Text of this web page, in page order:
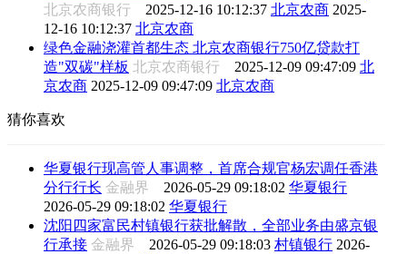
北京农商银行 2025-12-16 10:12:37 北京农商 2025-
12-16 10:12:37 北京农商
绿色金融浇灌首都生态 北京农商银行750亿贷款打
造"双碳"样板 北京农商银行 2025-12-09 09:47:09 北
京农商 2025-12-09 09:47:09 北京农商
猜你喜欢
华夏银行现高管人事调整，首席合规官杨宏调任香港
分行行长 金融界 2026-05-29 09:18:02 华夏银行
2026-05-29 09:18:02 华夏银行
沈阳四家富民村镇银行获批解散，全部业务由盛京银
行承接 金融界 2026-05-29 09:18:03 村镇银行 2026-